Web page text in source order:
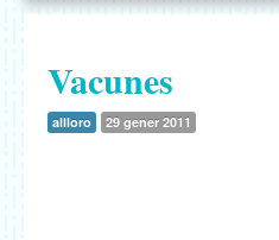
Vacunes
allloro 29 gener 2011